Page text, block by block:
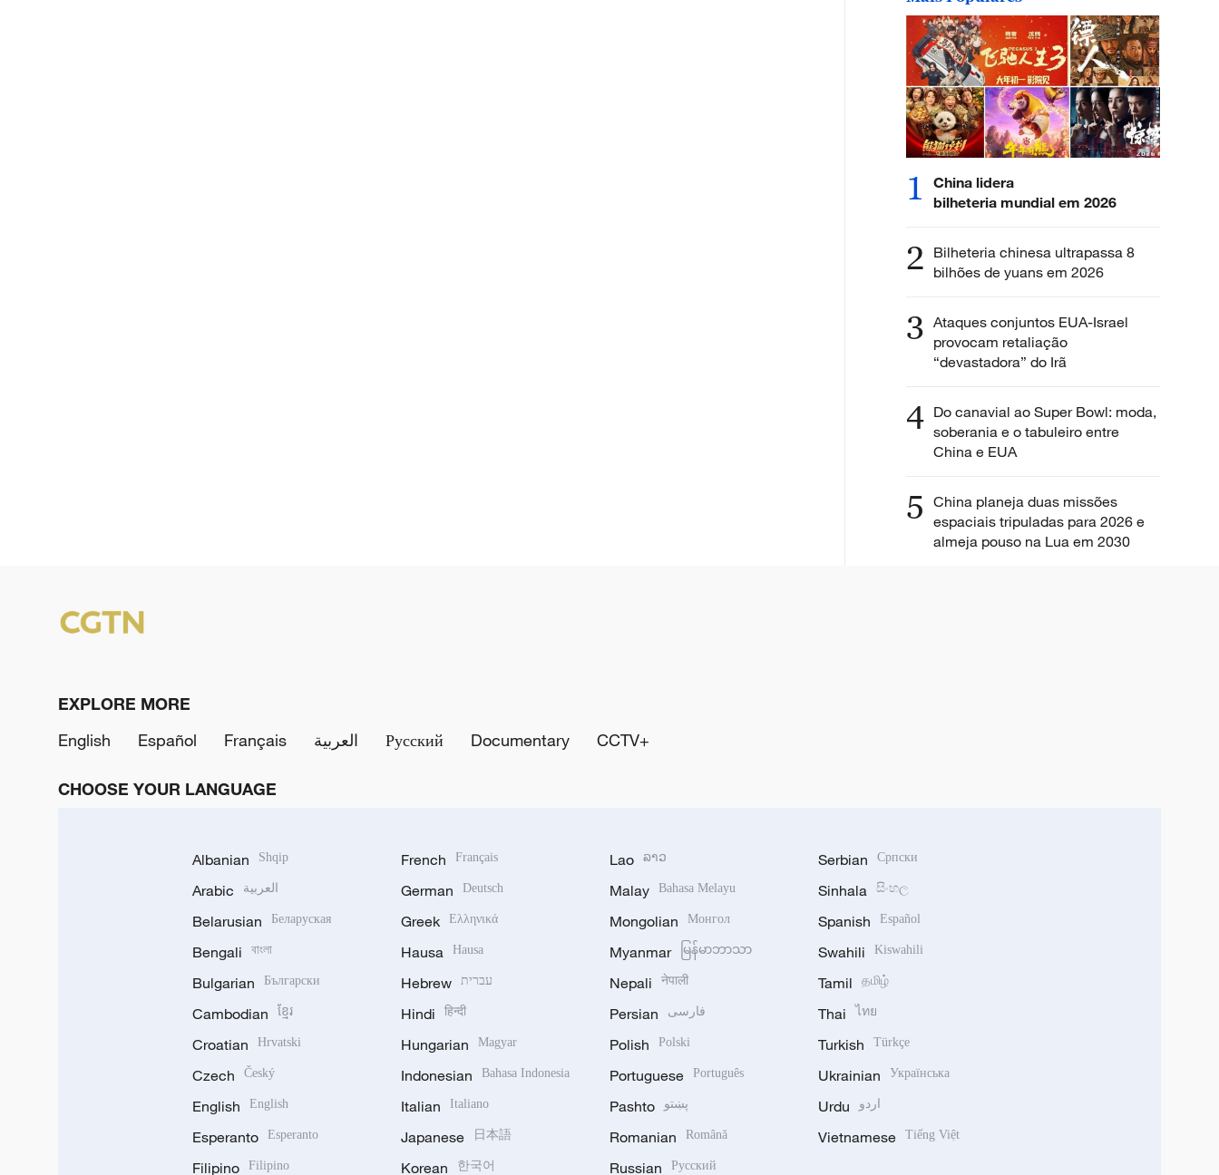
1
China lidera
bilheteria mundial em 2026
2 Bilheteria chinesa ultrapassa 8
bilhões de yuans em 2026
3 Ataques conjuntos EUA-Israel
provocam retaliação
“devastadora” do Irã
4 Do canavial ao Super Bowl: moda,
soberania e o tabuleiro entre
China e EUA
5 China planeja duas missões
espaciais tripuladas para 2026 e
almeja pouso na Lua em 2030
EXPLORE MORE
English
Español Français العربية Русский Documentary CCTV+
CHOOSE YOUR LANGUAGE
Albanian Shqip
Arabic العربية
Belarusian Беларуская
Bengali বাংলা
Bulgarian Български
Cambodian ខ្មែរ
Croatian Hrvatski
Czech Český
English English
Esperanto Esperanto
Filipino Filipino
French Français
German Deutsch
Greek Ελληνικά
Hausa Hausa
Hebrew עברית
Hindi हिन्दी
Hungarian Magyar
Indonesian Bahasa Indonesia
Italian Italiano
Japanese 日本語
Korean 한국어
Lao ລາວ
Malay Bahasa Melayu
Mongolian Монгол
Myanmar မြန်မာဘာသာ
Nepali नेपाली
Persian فارسی
Polish Polski
Portuguese Português
Pashto پښتو
Romanian Română
Russian Русский
Serbian Српски
Sinhala සිංහල
Spanish Español
Swahili Kiswahili
Tamil தமிழ்
Thai ไทย
Turkish Türkçe
Ukrainian Українська
Urdu اردو
Vietnamese Tiếng Việt